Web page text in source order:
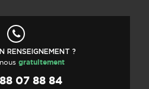
RENSEIGNEMENT ?
gratuitement
07 88 84